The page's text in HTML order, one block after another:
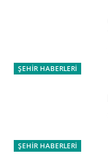
ŞEHİR HABERLERİ
ŞEHİR HABERLERİ